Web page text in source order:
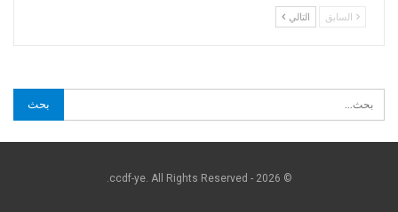
السابق التالي
© 2026 - ccdf-ye. All Rights Reserved.